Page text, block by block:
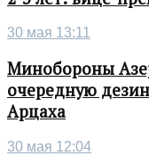
30 мая 13:11
Минобороны
очередную
Арцаха
30 мая 12:04